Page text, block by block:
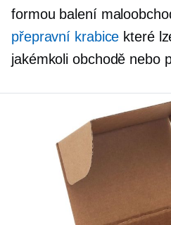
formou balení
přepravní krabice které
jakémkoli obchodě nebo